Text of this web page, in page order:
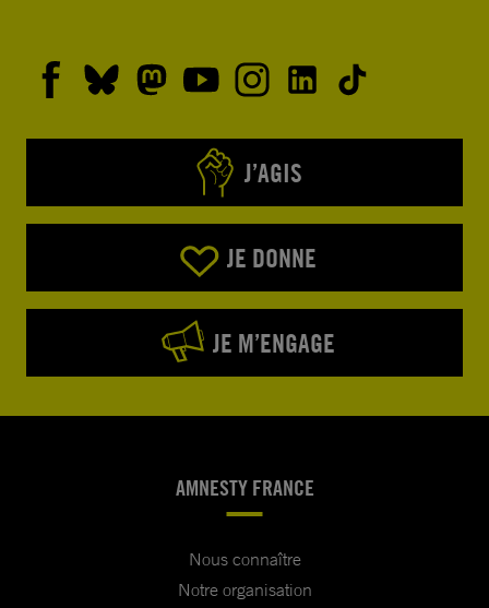
J’AGIS
JE DONNE
JE M’ENGAGE
AMNESTY FRANCE
Nous connaître
Notre organisation